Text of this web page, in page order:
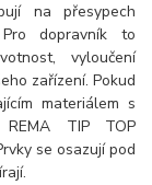
na přesypech
dopravník to
vyloučení
zařízení. Pokud
materiálem s
TIP TOP
se osazují pod